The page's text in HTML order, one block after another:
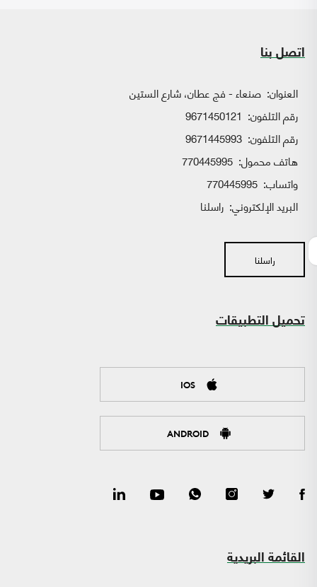
اتصل بنا
العنوان: صنعاء - فج عطان، شارع الستين
رقم التلفون: 9671450121
رقم التلفون: 9671445993
هاتف محمول: 770445995
واتساب:
البريد الإلكتروني: راسلنا
راسلنا
تحميل التطبيقات
IOS
ANDROID
القائمة البريدية